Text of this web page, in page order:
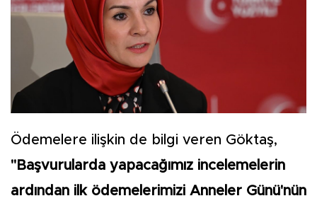
Ödemelere ilişkin de bilgi veren Göktaş,
"Başvurularda yapacağımız incelemelerin
ardından ilk ödemelerimizi Anneler Günü'nün